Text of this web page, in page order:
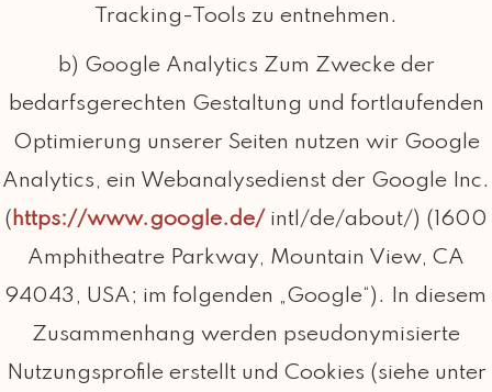
Tracking-Tools zu entnehmen.
b) Google Analytics Zum Zwecke der
bedarfsgerechten Gestaltung und fortlaufenden
Optimierung unserer Seiten nutzen wir Google
Analytics, ein Webanalysedienst der Google Inc.
(https://www.google.de/ intl/de/about/) (1600
Amphitheatre Parkway, Mountain View, CA
94043, USA; im folgenden „Google“). In diesem
Zusammenhang werden pseudonymisierte
Nutzungsprofile erstellt und Cookies (siehe unter